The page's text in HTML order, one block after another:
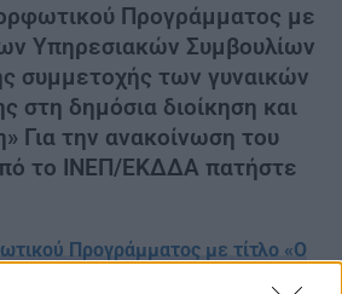
Προγράμματος με
Υπηρεσιακών Συμβουλίων
συμμετοχής των γυναικών
στη δημόσια διοίκηση και
Για την ανακοίνωση του
το ΙΝΕΠ/ΕΚΔΔΑ πατήστε
Προγράμματος με τίτλο «Ο